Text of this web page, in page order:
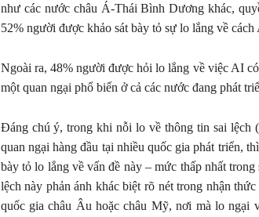
như các nước châu Á-Thái Bình Dương khác,
52% người được khảo sát bày tỏ sự lo lắng về
Ngoài ra, 48% người được hỏi lo lắng về việc AI
một quan ngại phổ biến ở cả các nước đang phát
Đáng chú ý, trong khi nỗi lo về thông tin sai lệch
quan ngại hàng đầu tại nhiều quốc gia phát triển,
bày tỏ lo lắng về vấn đề này – mức thấp nhất
lệch này phản ánh khác biệt rõ nét trong nhận
quốc gia châu Âu hoặc châu Mỹ, nơi mà lo ngại